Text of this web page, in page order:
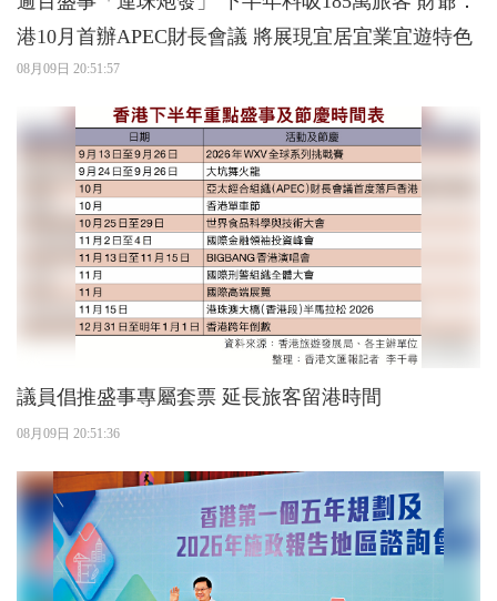
港10月首辦APEC財長會議 將展現宜居宜業宜遊特色
08月09日 20:51:57
議員倡推盛事專屬套票 延長旅客留港時間
08月09日 20:51:36